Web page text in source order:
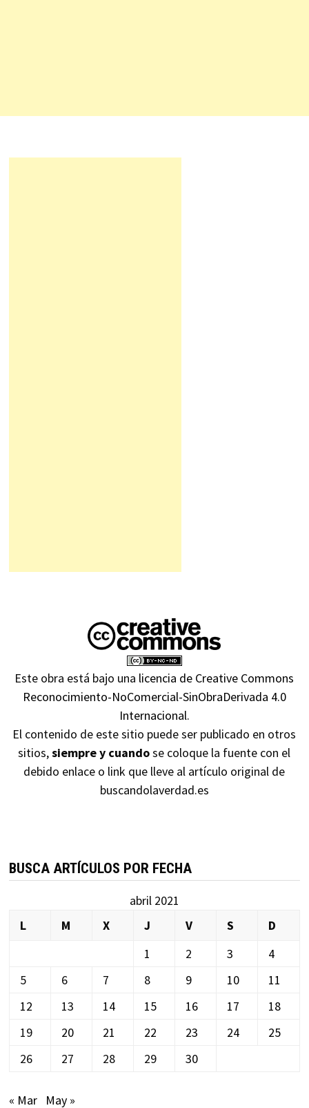
Este obra está bajo una licencia de Creative Commons
Reconocimiento-NoComercial-SinObraDerivada 4.0
Internacional.
El contenido de este sitio puede ser publicado en otros
sitios,siempre y cuandose coloque la fuente con el
debido enlace o link que lleve al artículo original de
buscandolaverdad.es
BUSCA ARTÍCULOS POR FECHA
abril 2021
L
M X J V S
D
1
2 3
4
5
6 7 8 9 10
11
12
13 14 15 16 17
18
19
20 21 22 23 24
25
26
27 28 29 30
« Mar May »